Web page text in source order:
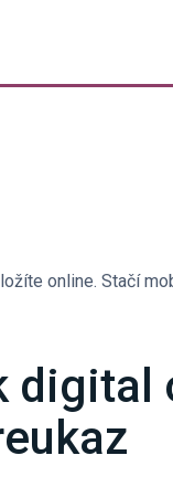
online. Stačí
digital